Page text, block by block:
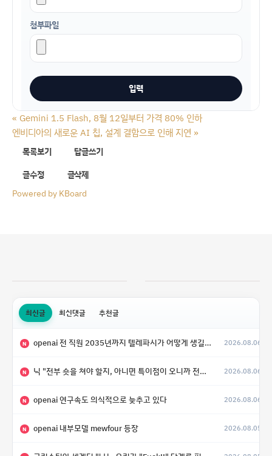
첨부파일
« Gemini 1.5 Flash, 8월 12일부터 가격 80% 인하
엔비디아의 새로운 AI 칩, 설계 결함으로 인해 지연 »
목록보기
답글쓰기
글수정
글삭제
Powered by KBoard
최신글 최신댓글 추천글
N openai 전 직원 2035년까지 텔레파시가 어떻게 생길 수 있는지 2026.08.06
N 닉 "전부 숏을 쳐야 할지, 아니면 특이점이 오니까 전부 롱을 쳐야 할지 모르겠다.” 2026.08.06
N openai 연구속도 의식적으로 늦추고 있다 2026.08.06
N openai 내부모델 mewfour 등장 2026.08.05